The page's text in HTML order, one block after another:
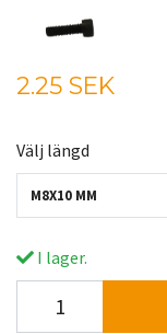
2.25 SEK
Välj längd
M8X10 MM
I lager.